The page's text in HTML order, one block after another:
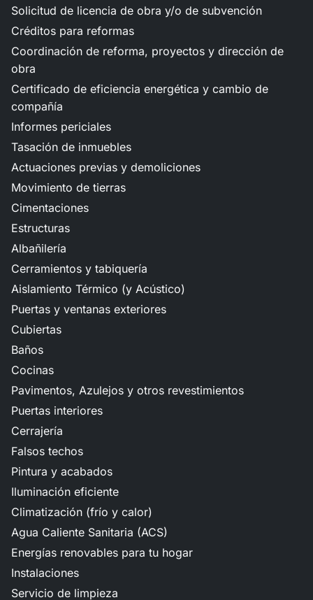
Solicitud de licencia de obra y/o de subvención
Créditos para reformas
Coordinación de reforma, proyectos y dirección de
obra
Certificado de eficiencia energética y cambio de
compañía
Informes periciales
Tasación de inmuebles
Actuaciones previas y demoliciones
Movimiento de tierras
Cimentaciones
Estructuras
Albañilería
Cerramientos y tabiquería
Aislamiento Térmico (y Acústico)
Puertas y ventanas exteriores
Cubiertas
Baños
Cocinas
Pavimentos, Azulejos y otros revestimientos
Puertas interiores
Cerrajería
Falsos techos
Pintura y acabados
Iluminación eficiente
Climatización (frío y calor)
Agua Caliente Sanitaria (ACS)
Energías renovables para tu hogar
Instalaciones
Servicio de limpieza